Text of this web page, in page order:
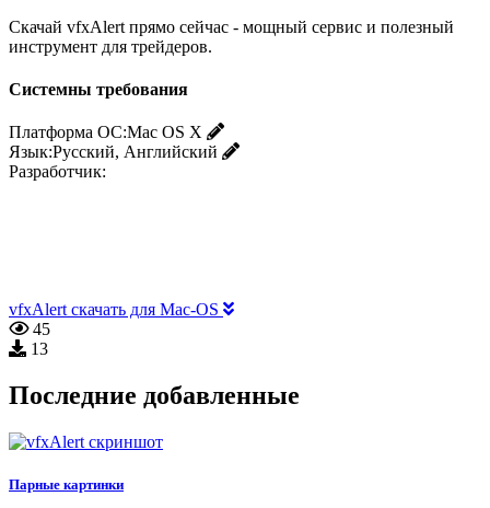
Скачай vfxAlert прямо сейчас - мощный сервис и полезный
инструмент для трейдеров.
Системны требования
Платформа ОС:Mac OS X
Язык:Русский, Английский
Разработчик:
vfxAlert скачать для Mac-OS
45
13
Последние добавленные
Парные картинки